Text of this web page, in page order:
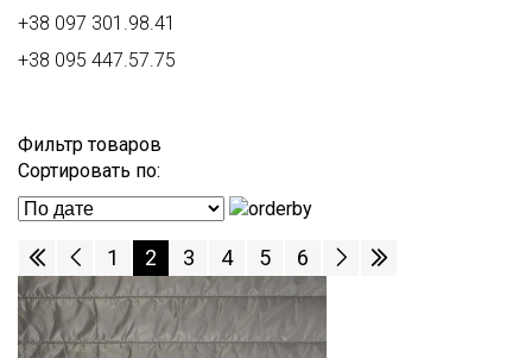
+38 097 301.98.41
+38 095 447.57.75
Фильтр товаров
Сортировать по:
1 2 3 4 5 6